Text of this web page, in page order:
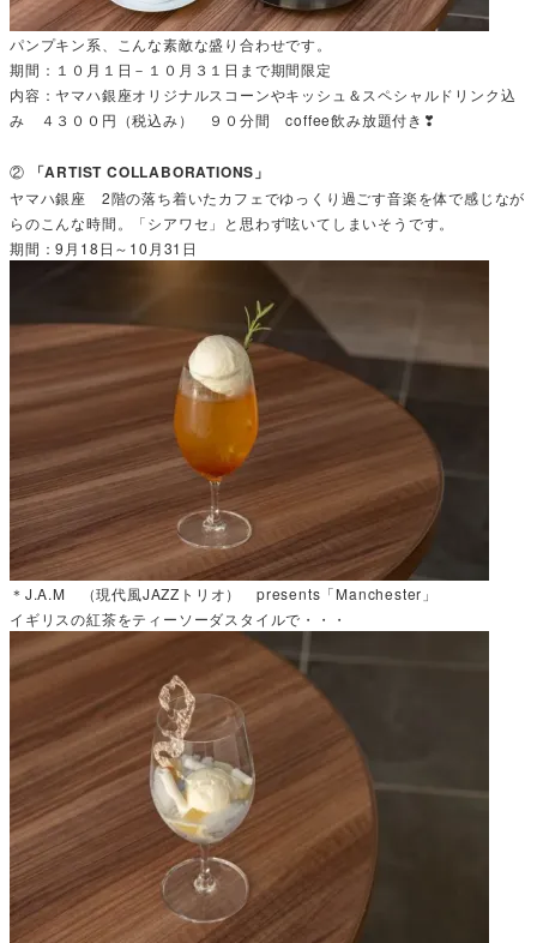
パンプキン系、こんな素敵な盛り合わせです。
期間：１０月１日－１０月３１日まで期間限定
内容：ヤマハ銀座オリジナルスコーンやキッシュ＆スペシャルドリンク込
み ４３００円（税込み） ９０分間 coffee飲み放題付き❣
② 「ARTIST COLLABORATIONS」
ヤマハ銀座 2階の落ち着いたカフェでゆっくり過ごす音楽を体で感じなが
らのこんな時間。「シアワセ」と思わず呟いてしまいそうです。
期間：9月18日～10月31日
＊J.A.M （現代風JAZZトリオ） presents「Manchester」
イギリスの紅茶をティーソーダスタイルで・・・